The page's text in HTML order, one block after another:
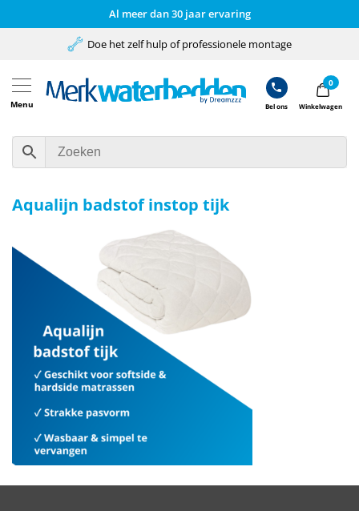
Al meer dan 30 jaar ervaring
Menu Bel ons
0
Winkelwagen
Doe het zelf hulp of professionele montage
Aqualijn badstof instop tijk